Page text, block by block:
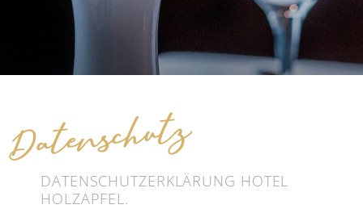
Datenschutz
DATENSCHUTZERKLÄRUNG HOTEL
HOLZAPFEL.